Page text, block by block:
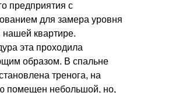
предприятия с
для замера уровня
квартире.
эта проходила
образом. В спальне
тренога, на
помещен небольшой, но,